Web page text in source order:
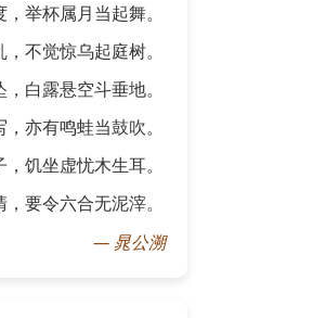
举杯属月当起舞。
不觉惊乌起庭树。
白露悬空斗垂地。
亦有鸣蛙当鼓吹。
饥坐虚忧木生耳。
要令六合无泥滓。
— 晁公溯